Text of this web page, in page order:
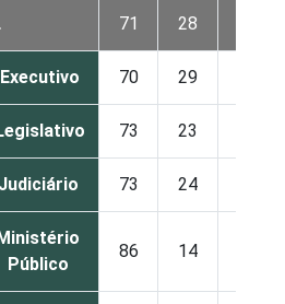
71 28
Executivo 70 29
73 23
Judiciário 73 24
Público
86 14